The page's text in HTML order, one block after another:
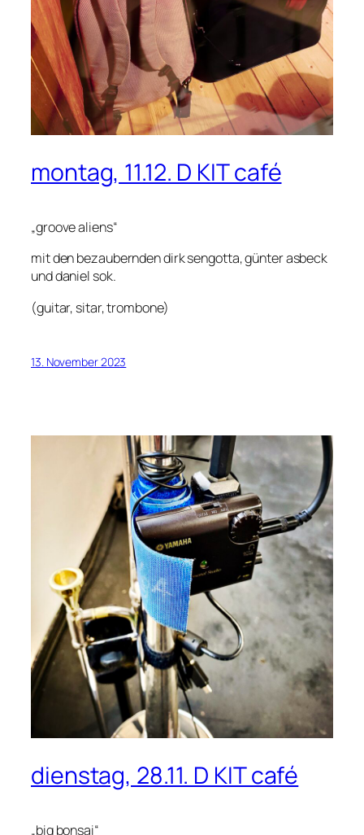
montag, 11.12. D KIT café
„groove aliens“
mit den bezaubernden dirk sengotta, günter asbeck
und daniel sok.
(guitar, sitar, trombone)
13. November 2023
dienstag, 28.11. D KIT café
„big bonsai“